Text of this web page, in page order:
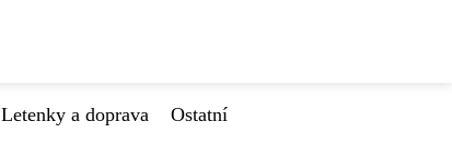
Letenky a doprava
Ostatní